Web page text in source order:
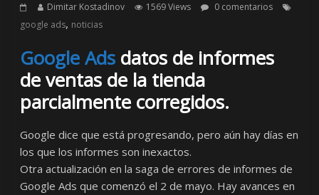
Dimitar Kostadinov 1569 Views
0 comentarios
google ads, noticias
Google Ads datos de informes
de ventas de la tienda
parcialmente corregidos.
Google dice que está progresando, pero aún hay días en
los que los informes son inexactos.
Otra actualización en la saga de errores de informes de
Google Ads que comenzó el 2 de mayo. Hay avances en